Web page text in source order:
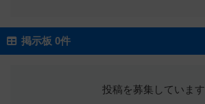
掲示板 0件
投稿を募集しています